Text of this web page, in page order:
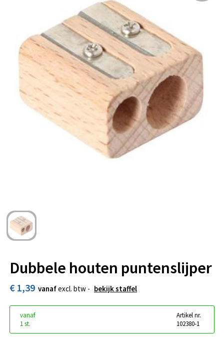
Arm- en handbescherming
Ademhalingsbescherming
Gehoorbescherming
Oog- en gelaatsbescherming
Hoofdbescherming
Broeken en Rokken
Dubbele houten puntenslijper
€ 1,39 vanafexcl. btw - bekijk staffel
vanaf
1 st.
Artikel nr.
102380-1